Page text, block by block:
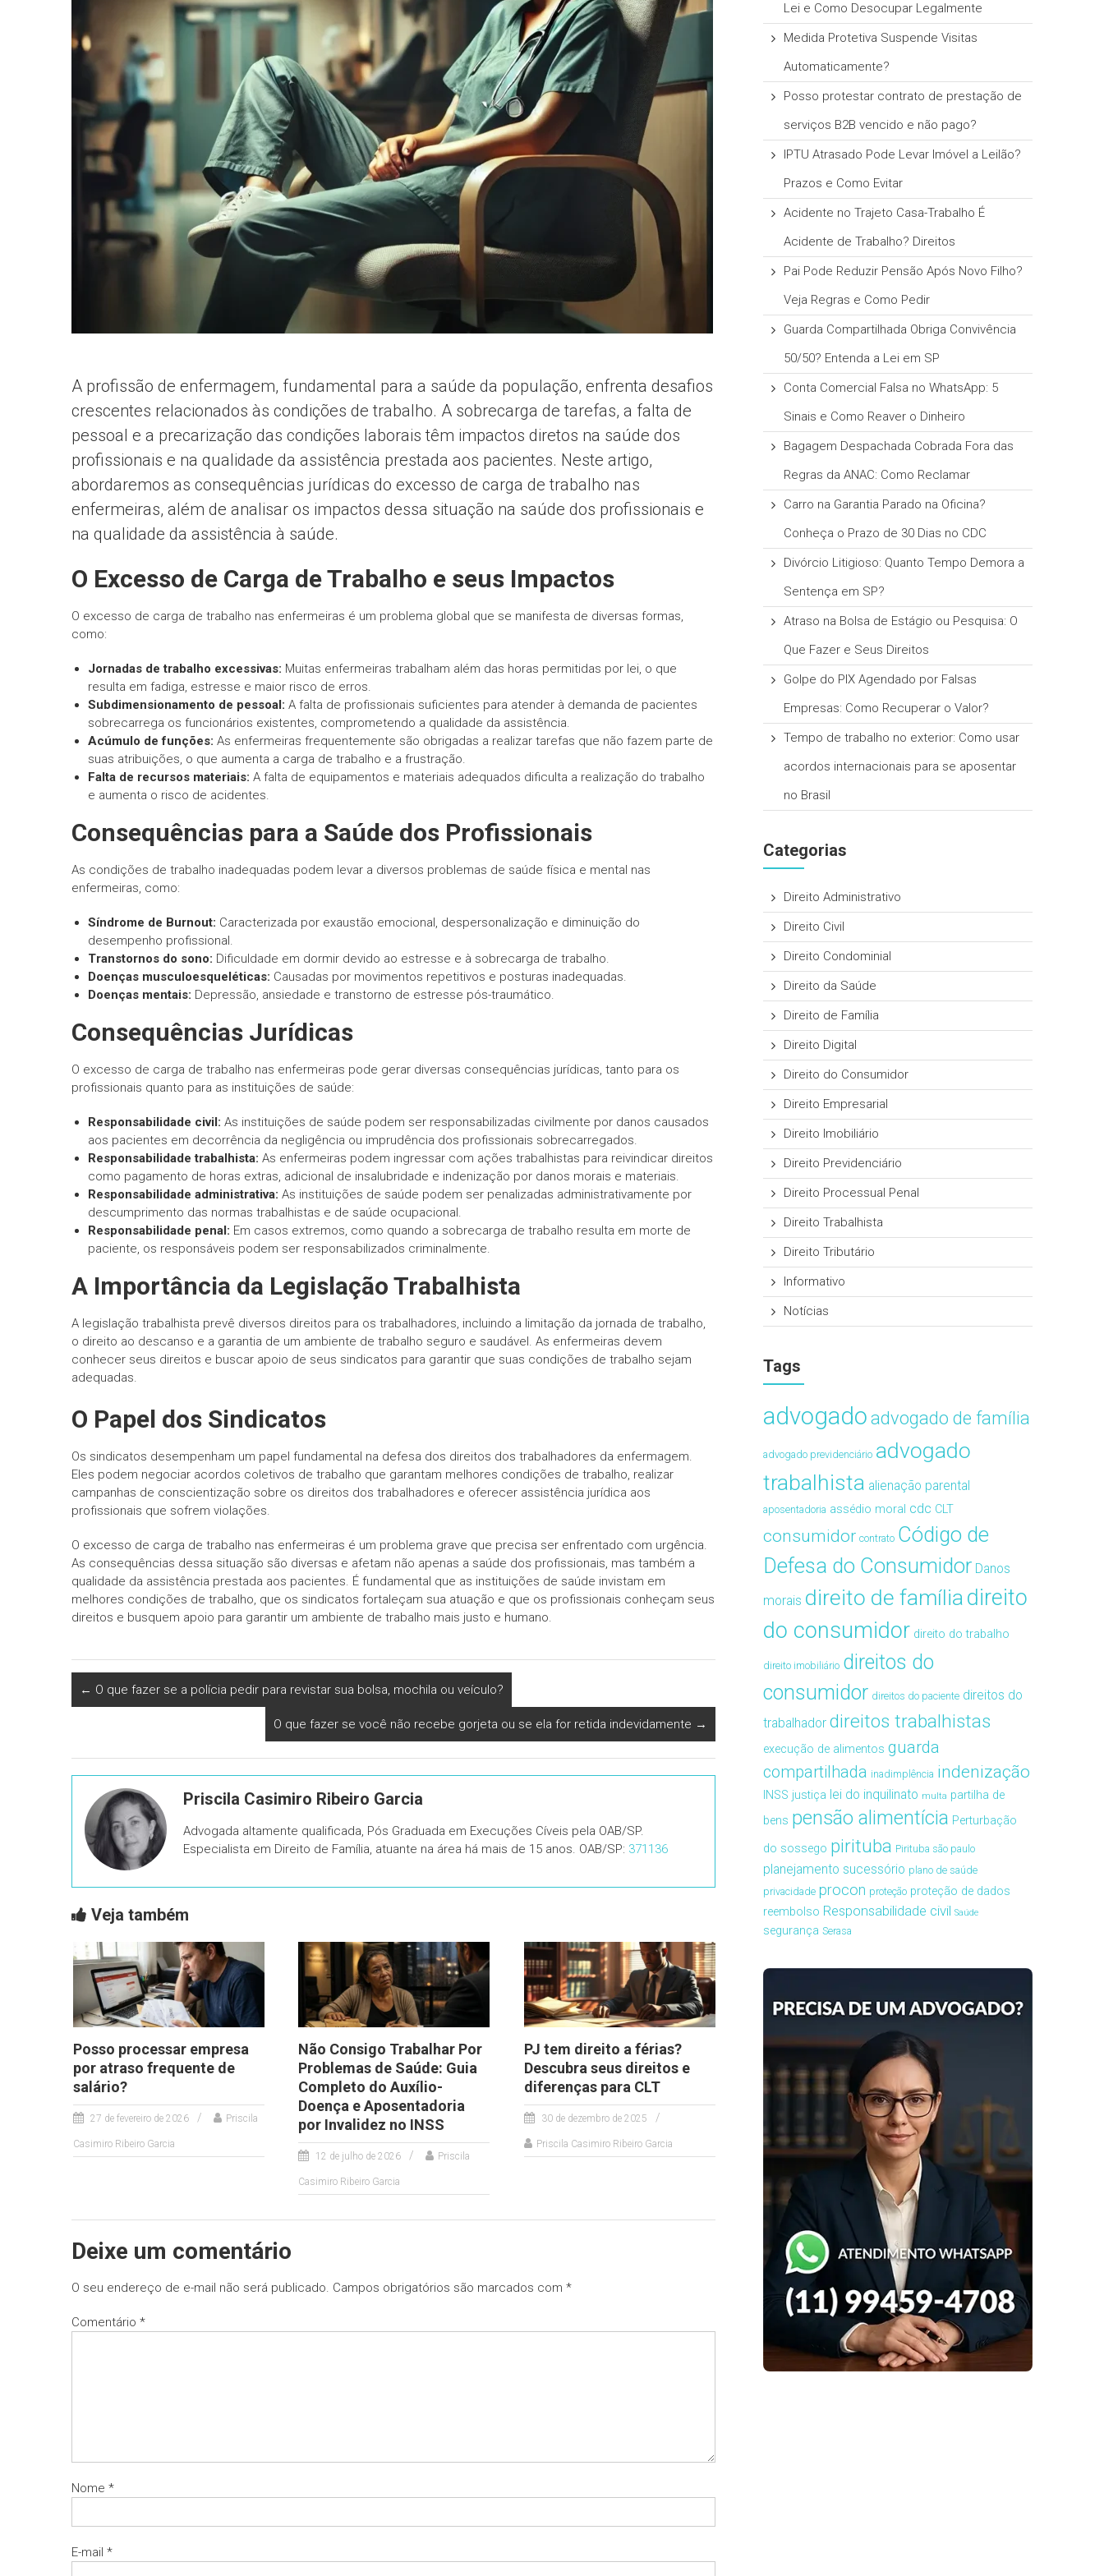
necessidade.
A profissão de enfermagem, fundamental para a saúde da população, enfrenta desafios
crescentes relacionados às condições de trabalho. A sobrecarga de tarefas, a falta de
pessoal e a precarização das condições laborais têm impactos diretos na saúde dos
profissionais e na qualidade da assistência prestada aos pacientes. Neste artigo,
abordaremos as consequências jurídicas do excesso de carga de trabalho nas
enfermeiras, além de analisar os impactos dessa situação na saúde dos profissionais e
na qualidade da assistência à saúde.
O Excesso de Carga de Trabalho e seus Impactos
O excesso de carga de trabalho nas enfermeiras é um problema global que se manifesta de diversas formas,
como:
Jornadas de trabalho excessivas: Muitas enfermeiras trabalham além das horas permitidas por lei, o que
resulta em fadiga, estresse e maior risco de erros.
Subdimensionamento de pessoal: A falta de profissionais suficientes para atender à demanda de pacientes
sobrecarrega os funcionários existentes, comprometendo a qualidade da assistência.
Acúmulo de funções: As enfermeiras frequentemente são obrigadas a realizar tarefas que não fazem parte de
suas atribuições, o que aumenta a carga de trabalho e a frustração.
Falta de recursos materiais: A falta de equipamentos e materiais adequados dificulta a realização do trabalho
e aumenta o risco de acidentes.
Consequências para a Saúde dos Profissionais
As condições de trabalho inadequadas podem levar a diversos problemas de saúde física e mental nas
enfermeiras, como:
Síndrome de Burnout: Caracterizada por exaustão emocional, despersonalização e diminuição do
desempenho profissional.
Transtornos do sono: Dificuldade em dormir devido ao estresse e à sobrecarga de trabalho.
Doenças musculoesqueléticas: Causadas por movimentos repetitivos e posturas inadequadas.
Doenças mentais: Depressão, ansiedade e transtorno de estresse pós-traumático.
Consequências Jurídicas
O excesso de carga de trabalho nas enfermeiras pode gerar diversas consequências jurídicas, tanto para os
profissionais quanto para as instituições de saúde:
Responsabilidade civil: As instituições de saúde podem ser responsabilizadas civilmente por danos causados
aos pacientes em decorrência da negligência ou imprudência dos profissionais sobrecarregados.
Responsabilidade trabalhista: As enfermeiras podem ingressar com ações trabalhistas para reivindicar direitos
como pagamento de horas extras, adicional de insalubridade e indenização por danos morais e materiais.
Responsabilidade administrativa: As instituições de saúde podem ser penalizadas administrativamente por
descumprimento das normas trabalhistas e de saúde ocupacional.
Responsabilidade penal: Em casos extremos, como quando a sobrecarga de trabalho resulta em morte de
paciente, os responsáveis podem ser responsabilizados criminalmente.
A Importância da Legislação Trabalhista
A legislação trabalhista prevê diversos direitos para os trabalhadores, incluindo a limitação da jornada de trabalho,
o direito ao descanso e a garantia de um ambiente de trabalho seguro e saudável. As enfermeiras devem
conhecer seus direitos e buscar apoio de seus sindicatos para garantir que suas condições de trabalho sejam
adequadas.
O Papel dos Sindicatos
Os sindicatos desempenham um papel fundamental na defesa dos direitos dos trabalhadores da enfermagem.
Eles podem negociar acordos coletivos de trabalho que garantam melhores condições de trabalho, realizar
campanhas de conscientização sobre os direitos dos trabalhadores e oferecer assistência jurídica aos
profissionais que sofrem violações.
O excesso de carga de trabalho nas enfermeiras é um problema grave que precisa ser enfrentado com urgência.
As consequências dessa situação são diversas e afetam não apenas a saúde dos profissionais, mas também a
qualidade da assistência prestada aos pacientes. É fundamental que as instituições de saúde invistam em
melhores condições de trabalho, que os sindicatos fortaleçam sua atuação e que os profissionais conheçam seus
direitos e busquem apoio para garantir um ambiente de trabalho mais justo e humano.
← O que fazer se a polícia pedir para revistar sua bolsa, mochila ou veículo?
O que fazer se você não recebe gorjeta ou se ela for retida indevidamente →
Priscila Casimiro Ribeiro Garcia
Advogada altamente qualificada, Pós Graduada em Execuções Cíveis pela OAB/SP.
Especialista em Direito de Família, atuante na área há mais de 15 anos. OAB/SP: 371136
Veja também
Posso processar empresa
por atraso frequente de
salário?
27 de fevereiro de 2026 Priscila
Casimiro Ribeiro Garcia
Não Consigo Trabalhar Por
Problemas de Saúde: Guia
Completo do Auxílio-
Doença e Aposentadoria
por Invalidez no INSS
12 de julho de 2026 Priscila
Casimiro Ribeiro Garcia
PJ tem direito a férias?
Descubra seus direitos e
diferenças para CLT
30 de dezembro de 2025
Priscila Casimiro Ribeiro Garcia
Deixe um comentário
O seu endereço de e-mail não será publicado. Campos obrigatórios são marcados com *
Comentário *
Nome *
E-mail *
Lei e Como Desocupar Legalmente
Medida Protetiva Suspende Visitas
Automaticamente?
Posso protestar contrato de prestação de
serviços B2B vencido e não pago?
IPTU Atrasado Pode Levar Imóvel a Leilão?
Prazos e Como Evitar
Acidente no Trajeto Casa-Trabalho É
Acidente de Trabalho? Direitos
Pai Pode Reduzir Pensão Após Novo Filho?
Veja Regras e Como Pedir
Guarda Compartilhada Obriga Convivência
50/50? Entenda a Lei em SP
Conta Comercial Falsa no WhatsApp: 5
Sinais e Como Reaver o Dinheiro
Bagagem Despachada Cobrada Fora das
Regras da ANAC: Como Reclamar
Carro na Garantia Parado na Oficina?
Conheça o Prazo de 30 Dias no CDC
Divórcio Litigioso: Quanto Tempo Demora a
Sentença em SP?
Atraso na Bolsa de Estágio ou Pesquisa: O
Que Fazer e Seus Direitos
Golpe do PIX Agendado por Falsas
Empresas: Como Recuperar o Valor?
Tempo de trabalho no exterior: Como usar
acordos internacionais para se aposentar
no Brasil
Categorias
Direito Administrativo
Direito Civil
Direito Condominial
Direito da Saúde
Direito de Família
Direito Digital
Direito do Consumidor
Direito Empresarial
Direito Imobiliário
Direito Previdenciário
Direito Processual Penal
Direito Trabalhista
Direito Tributário
Informativo
Notícias
Tags
advogado advogado de família
advogado previdenciário advogado
trabalhista alienação parental
aposentadoria assédio moral cdc CLT
consumidor contrato Código de
Defesa do Consumidor Danos
morais direito de famíliadireito
do consumidor direito do trabalho
direito imobiliário direitos do
consumidor direitos do paciente direitos do
trabalhador direitos trabalhistas
execução de alimentos guarda
compartilhada inadimplência indenização
INSS justiça lei do inquilinato multa partilha de
bens pensão alimentícia Perturbação
do sossego pirituba Pirituba são paulo
planejamento sucessório plano de saúde
privacidade procon proteção proteção de dados
reembolso Responsabilidade civil Saúde
segurança Serasa